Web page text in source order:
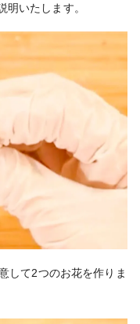
いたします。
して2つのお花を作りま